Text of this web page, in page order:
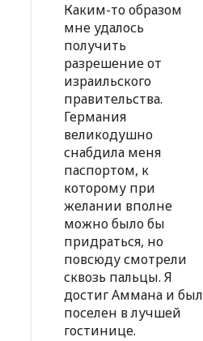
Каким-то образом
мне удалось
получить
разрешение от
израильского
правительства.
Германия
великодушно
снабдила меня
паспортом, к
которому при
желании вполне
можно было бы
придраться, но
повсюду смотрели
сквозь пальцы. Я
достиг Аммана и был
поселен в лучшей
гостинице.